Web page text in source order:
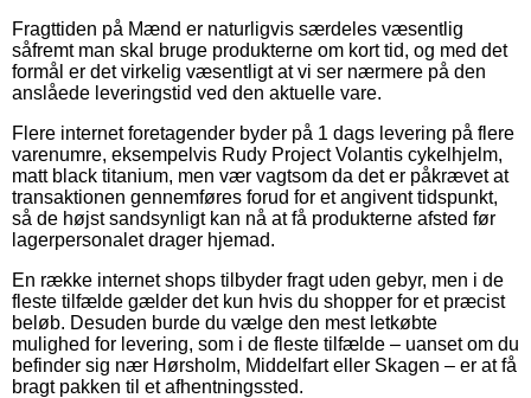
Fragttiden på Mænd er naturligvis særdeles væsentlig
såfremt man skal bruge produkterne om kort tid, og med det
formål er det virkelig væsentligt at vi ser nærmere på den
anslåede leveringstid ved den aktuelle vare.
Flere internet foretagender byder på 1 dags levering på flere
varenumre, eksempelvis Rudy Project Volantis cykelhjelm,
matt black titanium, men vær vagtsom da det er påkrævet at
transaktionen gennemføres forud for et angivent tidspunkt,
så de højst sandsynligt kan nå at få produkterne afsted før
lagerpersonalet drager hjemad.
En række internet shops tilbyder fragt uden gebyr, men i de
fleste tilfælde gælder det kun hvis du shopper for et præcist
beløb. Desuden burde du vælge den mest letkøbte
mulighed for levering, som i de fleste tilfælde – uanset om du
befinder sig nær Hørsholm, Middelfart eller Skagen – er at få
bragt pakken til et afhentningssted.